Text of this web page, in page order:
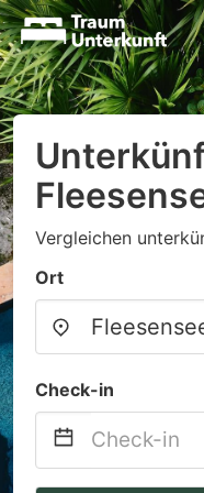
Vergleichen
Ort
Check-in
Navigate